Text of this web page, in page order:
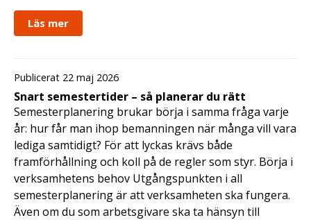
Läs mer
Publicerat 22 maj 2026
Snart semestertider – så planerar du rätt
Semesterplanering brukar börja i samma fråga varje
år: hur får man ihop bemanningen när många vill vara
lediga samtidigt? För att lyckas krävs både
framförhållning och koll på de regler som styr. Börja i
verksamhetens behov Utgångspunkten i all
semesterplanering är att verksamheten ska fungera.
Även om du som arbetsgivare ska ta hänsyn till